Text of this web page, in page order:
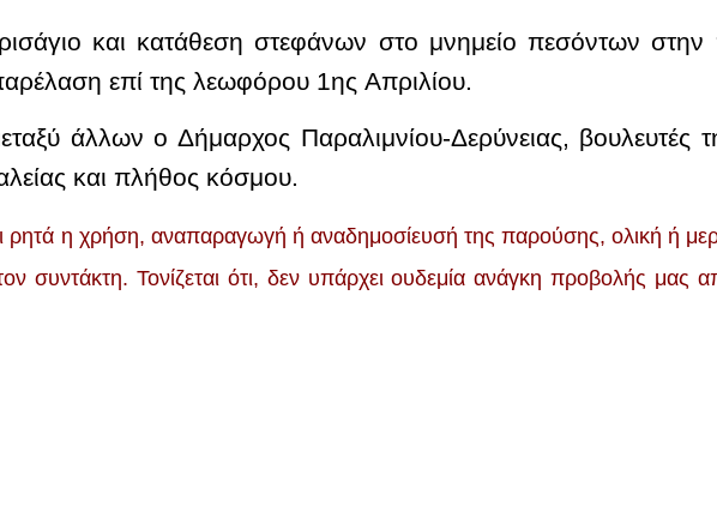
και κατάθεση στεφάνων στο μνημείο πεσόντων στην
επί της λεωφόρου 1ης Απριλίου.
άλλων ο Δήμαρχος Παραλιμνίου-Δερύνειας, βουλευτές
και πλήθος κόσμου.
η χρήση, αναπαραγωγή ή αναδημοσίευσή της παρούσης, ολική ή
συντάκτη. Τονίζεται ότι, δεν υπάρχει ουδεμία ανάγκη προβολής μας